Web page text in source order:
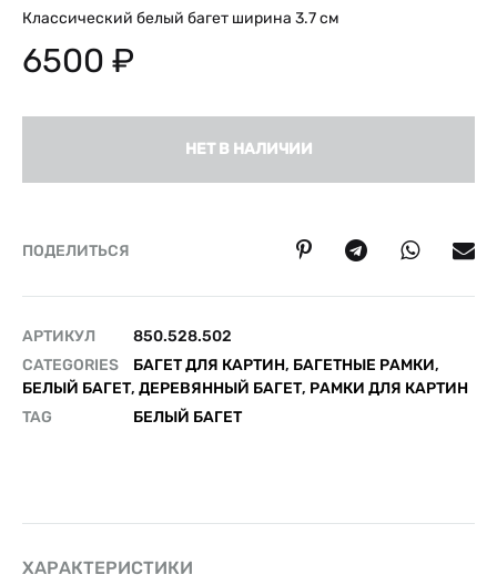
Классический белый багет ширина 3.7 см
6500 ₽
НЕТ В НАЛИЧИИ
ПОДЕЛИТЬСЯ
АРТИКУЛ
850.528.502
CATEGORIES
БАГЕТ ДЛЯ КАРТИН, БАГЕТНЫЕ РАМКИ,
БЕЛЫЙ БАГЕТ, ДЕРЕВЯННЫЙ БАГЕТ, РАМКИ ДЛЯ КАРТИН
TAG
БЕЛЫЙ БАГЕТ
ХАРАКТЕРИСТИКИ